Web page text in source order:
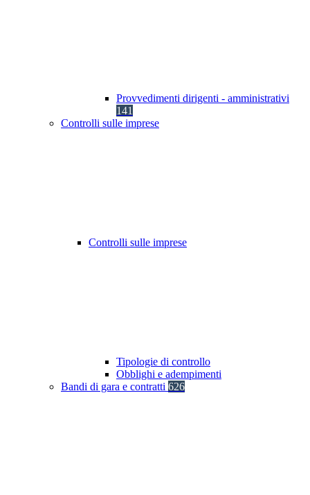
Provvedimenti dirigenti - amministrativi
141
Controlli sulle imprese
Controlli sulle imprese
Tipologie di controllo
Obblighi e adempimenti
Bandi di gara e contratti 626